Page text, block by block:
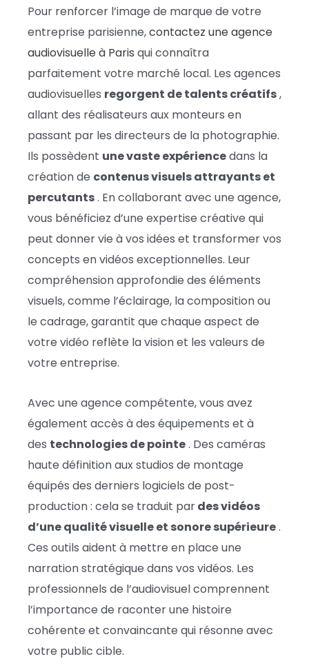
Pour renforcer l’image de marque de votre
entreprise parisienne,contactez une agence
audiovisuelle à Paris qui connaîtra
parfaitement votre marché local. Les agences
audiovisuelles regorgent de talents créatifs,
allant des réalisateurs aux monteurs en
passant par les directeurs de la photographie.
Ils possèdent une vaste expériencedans la
création de contenus visuels attrayants et
percutants. En collaborant avec une agence,
vous bénéficiez d’une expertise créative qui
peut donner vie à vos idées et transformer vos
concepts en vidéos exceptionnelles. Leur
compréhension approfondie des éléments
visuels, comme l’éclairage, la composition ou
le cadrage, garantit que chaque aspect de
votre vidéo reflète la vision et les valeurs de
votre entreprise.
Avec une agence compétente, vous avez
également accès à des équipements et à
des technologies de pointe. Des caméras
haute définition aux studios de montage
équipés des derniers logiciels de post-
production : cela se traduit pardes vidéos
d’une qualité visuelle et sonore supérieure.
Ces outils aident à mettre en place une
narration stratégique dans vos vidéos. Les
professionnels de l’audiovisuel comprennent
l’importance de raconter une histoire
cohérente et convaincante qui résonne avec
votre public cible.